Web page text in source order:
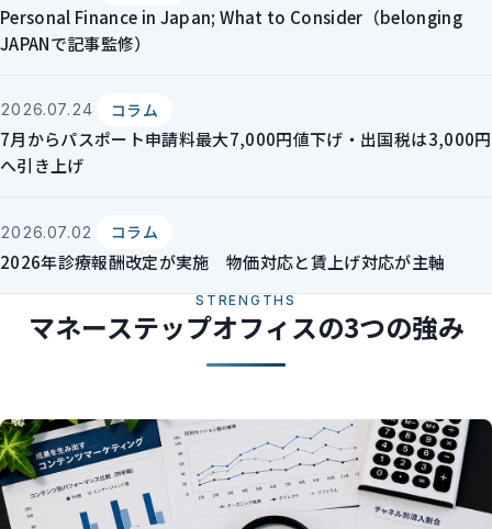
Personal Finance in Japan; What to Consider（belonging
JAPANで記事監修）
2026.07.24 コラム
7月からパスポート申請料最大7,000円値下げ・出国税は3,000円
へ引き上げ
2026.07.02 コラム
2026年診療報酬改定が実施 物価対応と賃上げ対応が主軸
STRENGTHS
マネーステップオフィスの3つの強み